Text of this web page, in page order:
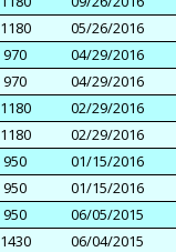
1180
05/26/2016
970
04/29/2016
970
04/29/2016
1180
02/29/2016
1180
02/29/2016
950
01/15/2016
950
01/15/2016
950
06/05/2015
1430
06/04/2015